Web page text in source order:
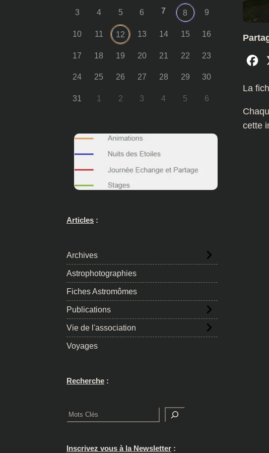
La
cette
3 4 5 6 7 8 9
10 11 12 13 14 15 16
17 18 19 20 21 22 23
24 25 26 27 28 29 30
31 1 2 3 4 5 6
Articles :
Archives
Astrophotographies
Fiches Astromômes
Publications
Vie de l'association
Voyages
Recherche :
Rechercher
Inscrivez vous à la Newsletter :